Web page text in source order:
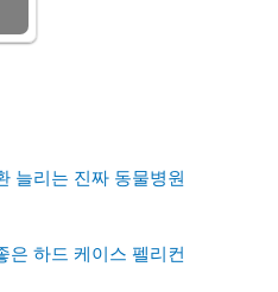
늘리는 진짜 동물병원
은 하드 케이스 펠리컨